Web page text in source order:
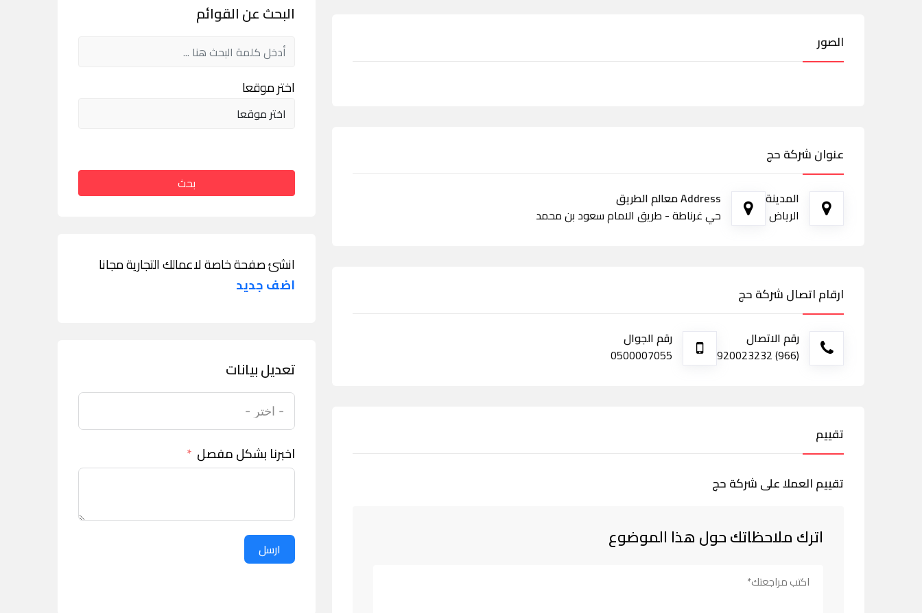
الصور
عنوان شركة حج
المدينة
الرياض
Address معالم الطريق
حي غرناطة - طريق الامام سعود بن محمد
ارقام اتصال شركة حج
رقم الاتصال
(966) 920023232
رقم الجوال
0500007055
تقييم
تقييم العملا على شركة حج
اترك ملاحظاتك حول هذا الموضوع
البحث عن القوائم
اختر موقعا
بحث
انشئ صفحة خاصة لاعمالك التجارية مجانا
اضف جديد
تعديل بيانات
اخبرنا بشكل مفصل
ارسل